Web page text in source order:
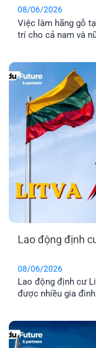
08/06/2026
Việc làm hãng gỗ
trí cho cả nam và
lựa chọn phù hợp
Lao động định
08/06/2026
Lao động định cư
được nhiều gia
lương, chi phí sinh